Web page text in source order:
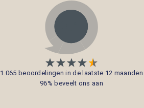
1.065 beoordelingen in de laatste 12 maanden
96% beveelt ons aan